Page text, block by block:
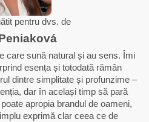
pentru dvs. de
care sună natural și au sens. Îmi
esența și totodată rămân
dintre simplitate și profunzime –
dar în același timp să pară
apropia brandul de oameni,
exprimă clar ceea ce de